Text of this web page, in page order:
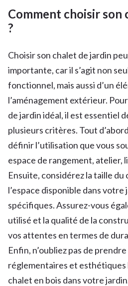
Comment choisir son
?
Choisir son chalet de jardin
importante, car il s’agit non
fonctionnel, mais aussi d’un
l’aménagement extérieur.
de jardin idéal, il est essentiel
plusieurs critères. Tout
définir l’utilisation que vous
espace de rangement, atelier,
Ensuite, considérez la taille
l’espace disponible dans votre
spécifiques. Assurez-vous
utilisé et la qualité de la
vos attentes en termes de
Enfin, n’oubliez pas de
réglementaires et esthétiques
chalet en bois dans votre